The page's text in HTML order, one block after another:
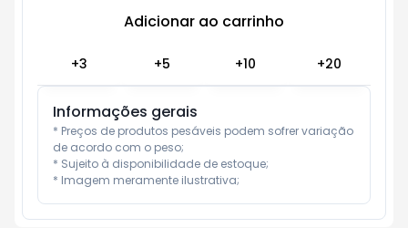
Adicionar ao carrinho
+3 +5 +10 +20
Informações gerais
* Preços de produtos pesáveis podem sofrer variação
de acordo com o peso;
* Sujeito à disponibilidade de estoque;
* Imagem meramente ilustrativa;